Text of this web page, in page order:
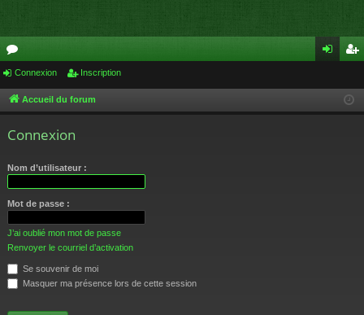
or
u cri
Connexion Inscription
Accueil du forum
Connexion
Nom d’utilisateur :
Mot de passe :
J’ai oublié mon mot de passe
Renvoyer le courriel d’activation
Se souvenir de moi
Masquer ma présence lors de cette session